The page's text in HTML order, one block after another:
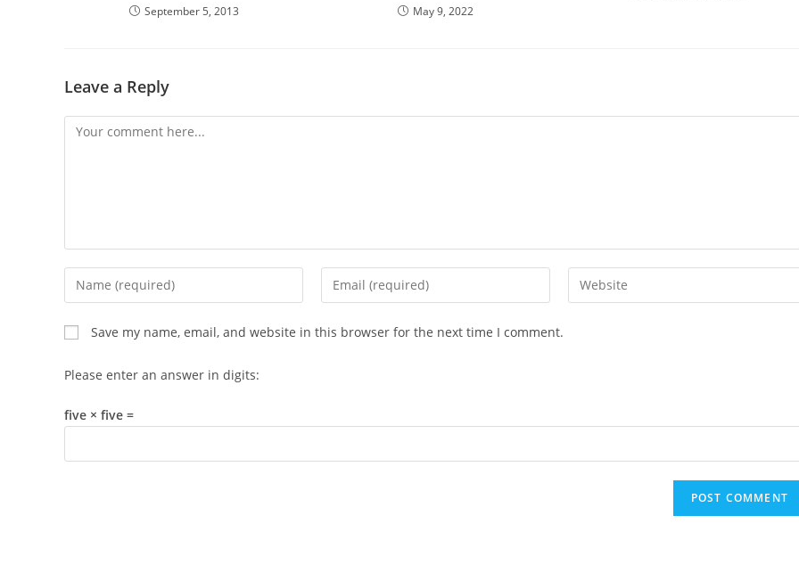
September 5, 2013 May 9, 2022
Leave a Reply
Comment
Enter
your
name
or
username
comment
Enter
your
Enter
your
Save my name, email, and website in this browser for the next time I comment.
Please enter an answer in digits:
five × five =